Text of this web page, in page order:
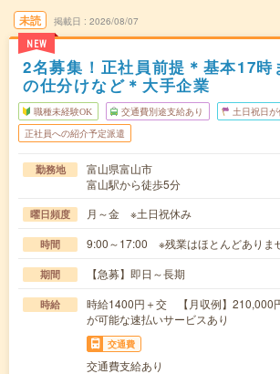
未読
NEW
掲載日 2026/08/07
2名募集！正社員前提＊基本17時
の仕分けなど＊大手企業
職種未経験OK 交通費別途支給あり 土日祝日が
正社員への紹介予定派遣
勤務地
富山県富山市
富山駅から徒歩5分
曜日頻度 月～金 ※土日祝休み
時間 9:00～17:00 ※残業はほとんどありま
期間 【急募】即日～長期
時給
時給1400円＋交 【月収例】210,000
が可能な速払いサービスあり
交通費
交通費支給あり